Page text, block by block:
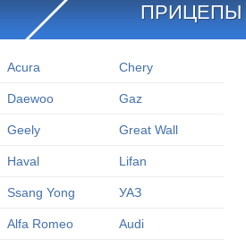
ПРИЦЕПЫ
Acura Chery
Daewoo Gaz
Geely Great Wall
Haval Lifan
Ssang Yong УАЗ
Alfa Romeo Audi